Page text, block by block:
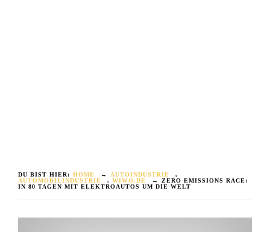
DU BIST HIER: HOME → AUTOINDUSTRIE
,
AUTOMOBILINDUSTRIE
, WIWO.DE →
ZERO EMISSIONS RACE:
IN 80 TAGEN MIT ELEKTROAUTOS UM DIE WELT